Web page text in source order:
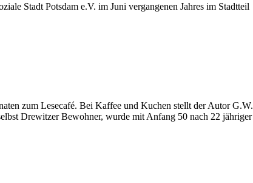
Stadt Potsdam e.V. im Juni vergangenen Jahres im Stadtteil
zum Lesecafé. Bei Kaffee und Kuchen stellt der Autor G.W.
Drewitzer Bewohner, wurde mit Anfang 50 nach 22 jähriger